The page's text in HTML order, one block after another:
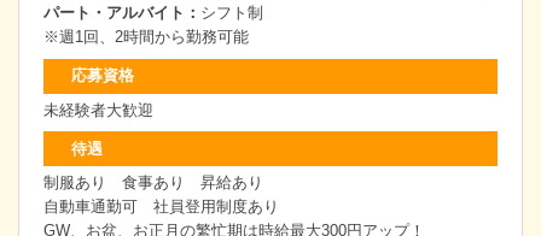
パート・アルバイト： シフト制
※週1回、2時間から勤務可能
応募資格
未経験者大歓迎
待遇
制服あり 食事あり 昇給あり
自動車通勤可 社員登用制度あり
GW、お盆、お正月の繁忙期は時給最大300円アップ！